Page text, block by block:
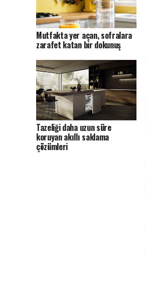
Mutfakta yer açan, sofralara
zarafet katan bir dokunuş
Tazeliği daha uzun süre
koruyan akıllı saklama
çözümleri